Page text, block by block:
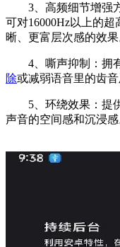
3、高频细节增强方
可对16000Hz以上的
晰、更富层次感的效果
4、嘶声抑制：拥有
除或减弱语音里的齿音
5、环绕效果：提供
声音的空间感和沉浸感